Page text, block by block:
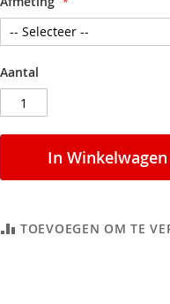
Aantal
In Winkelwagen
TOEVOEGEN OM TE